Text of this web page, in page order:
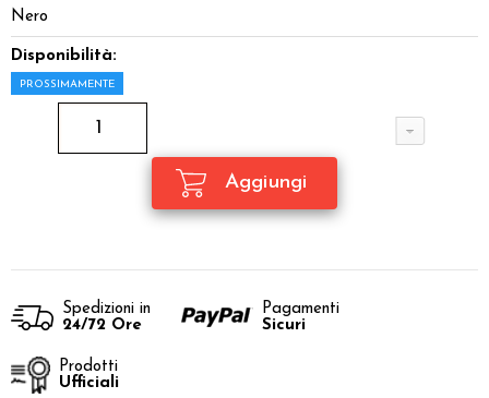
Nero
Disponibilità:
PROSSIMAMENTE
Spedizioni in
24/72 Ore
Pagamenti
Sicuri
Prodotti
Ufficiali